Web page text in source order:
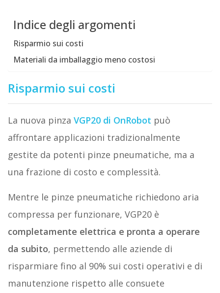
Indice degli argomenti
Risparmio sui costi
Materiali da imballaggio meno costosi
Risparmio sui costi
La nuova pinza VGP20 di OnRobot può
affrontare applicazioni tradizionalmente
gestite da potenti pinze pneumatiche, ma a
una frazione di costo e complessità.
Mentre le pinze pneumatiche richiedono aria
compressa per funzionare, VGP20 è
completamente elettrica e pronta a operare
da subito, permettendo alle aziende di
risparmiare fino al 90% sui costi operativi e di
manutenzione rispetto alle consuete